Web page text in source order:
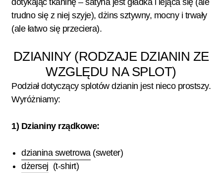
dotykając tkaninę – satyna jest gładka i lejąca się (ale
trudno się z niej szyje), dżins sztywny, mocny i trwały
(ale łatwo się przeciera).
DZIANINY (RODZAJE DZIANIN ZE
WZGLĘDU NA SPLOT)
Podział dotyczący splotów dzianin jest nieco prostszy.
Wyróżniamy:
1) Dzianiny rządkowe:
dzianina swetrowa(sweter)
dżersej (t-shirt)